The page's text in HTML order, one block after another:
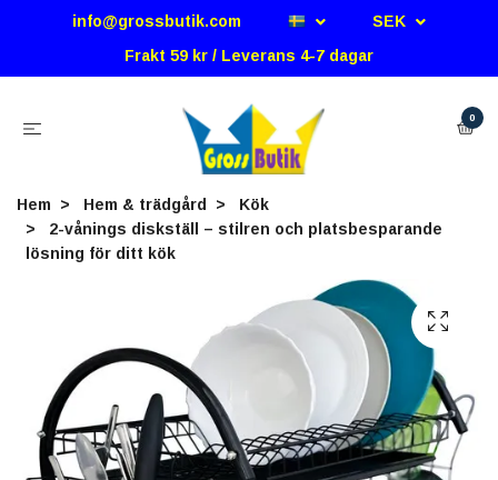
info@grossbutik.com
SEK
Frakt 59 kr / Leverans 4-7 dagar
0
Hem Hem & trädgård
Kök
2-vånings diskställ – stilren och platsbesparande
lösning för ditt kök